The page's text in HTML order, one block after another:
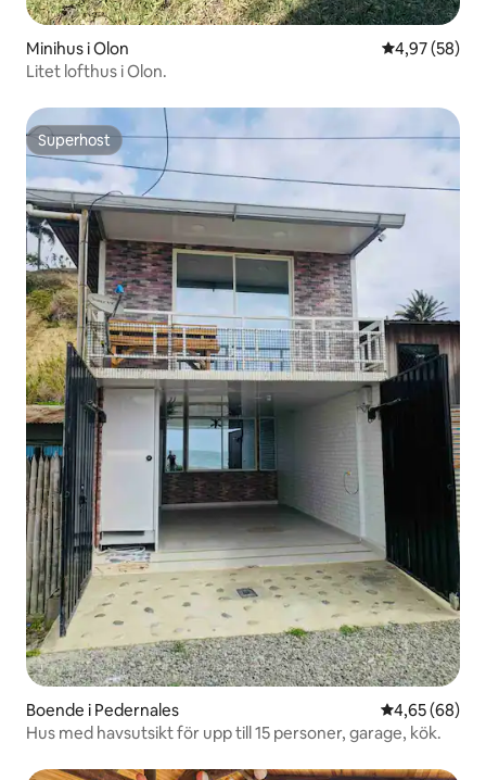
Minihus i Olon 4,97 av 5 i
4,97 (58)
Litet lofthus i Olon.
Superhost
Superhost
Boende i Pedernales 4,65 av 5 i
4,65 (68)
Hus med havsutsikt för upp till 15 personer, garage, kök.